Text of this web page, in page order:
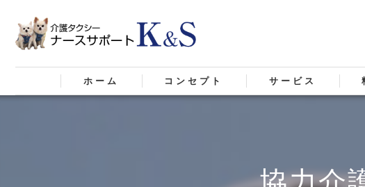
ホーム コンセプト サービス